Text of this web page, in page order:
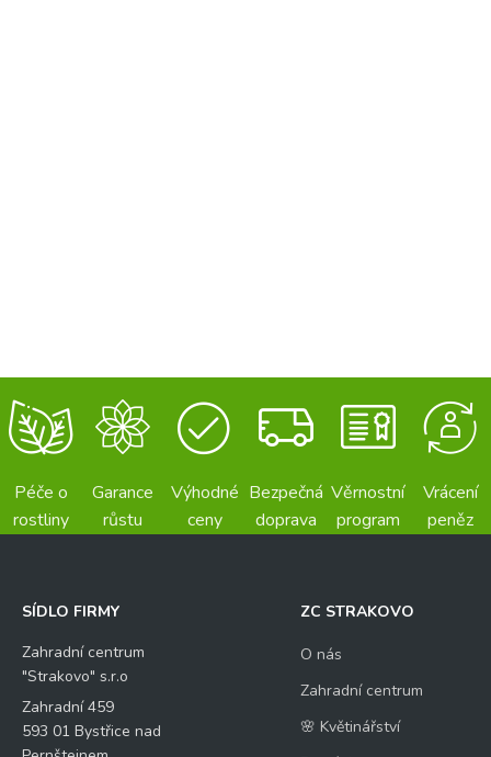
Péče o
rostliny
Garance
růstu
Výhodné
ceny
Bezpečná
doprava
Věrnostní
program
Vrácení
peněz
SÍDLO FIRMY
Zahradní centrum
"Strakovo" s.r.o
Zahradní 459
593 01 Bystřice nad
ZC STRAKOVO
O nás
Zahradní centrum
🌸 Květinářství